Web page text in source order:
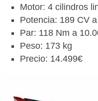
Motor: 4 cilindros
Potencia: 189 CV
Par: 118 Nm a
Peso: 173 kg
Precio: 14.499€